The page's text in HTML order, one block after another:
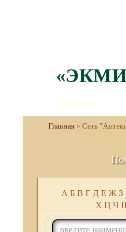
Главная
Сеть
А Б В Г Д Е Ж З
Х Ц Ч